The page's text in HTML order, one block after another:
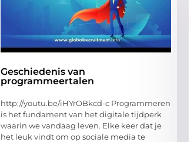
Geschiedenis van
programmeertalen
http://youtu.be/iHYrOBkcd-c Programmeren
is het fundament van het digitale tijdperk
waarin we vandaag leven. Elke keer dat je
het leuk vindt om op sociale media te